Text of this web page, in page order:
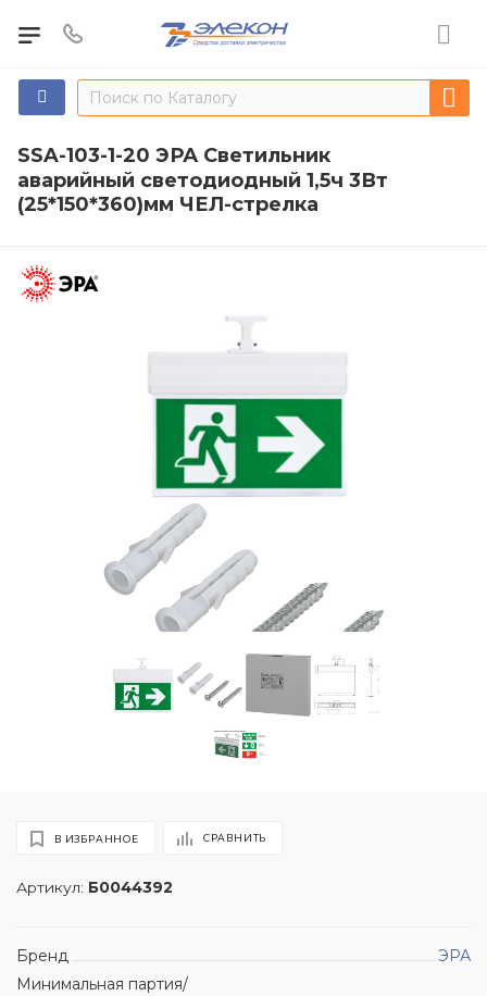
SSA-103-1-20 ЭРА Светильник
аварийный светодиодный 1,5ч 3Вт
(25*150*360)мм ЧЕЛ-стрелка
Артикул: Б0044392
В ИЗБРАННОЕ СРАВНИТЬ
Бренд
ЭРА
Минимальная партия/